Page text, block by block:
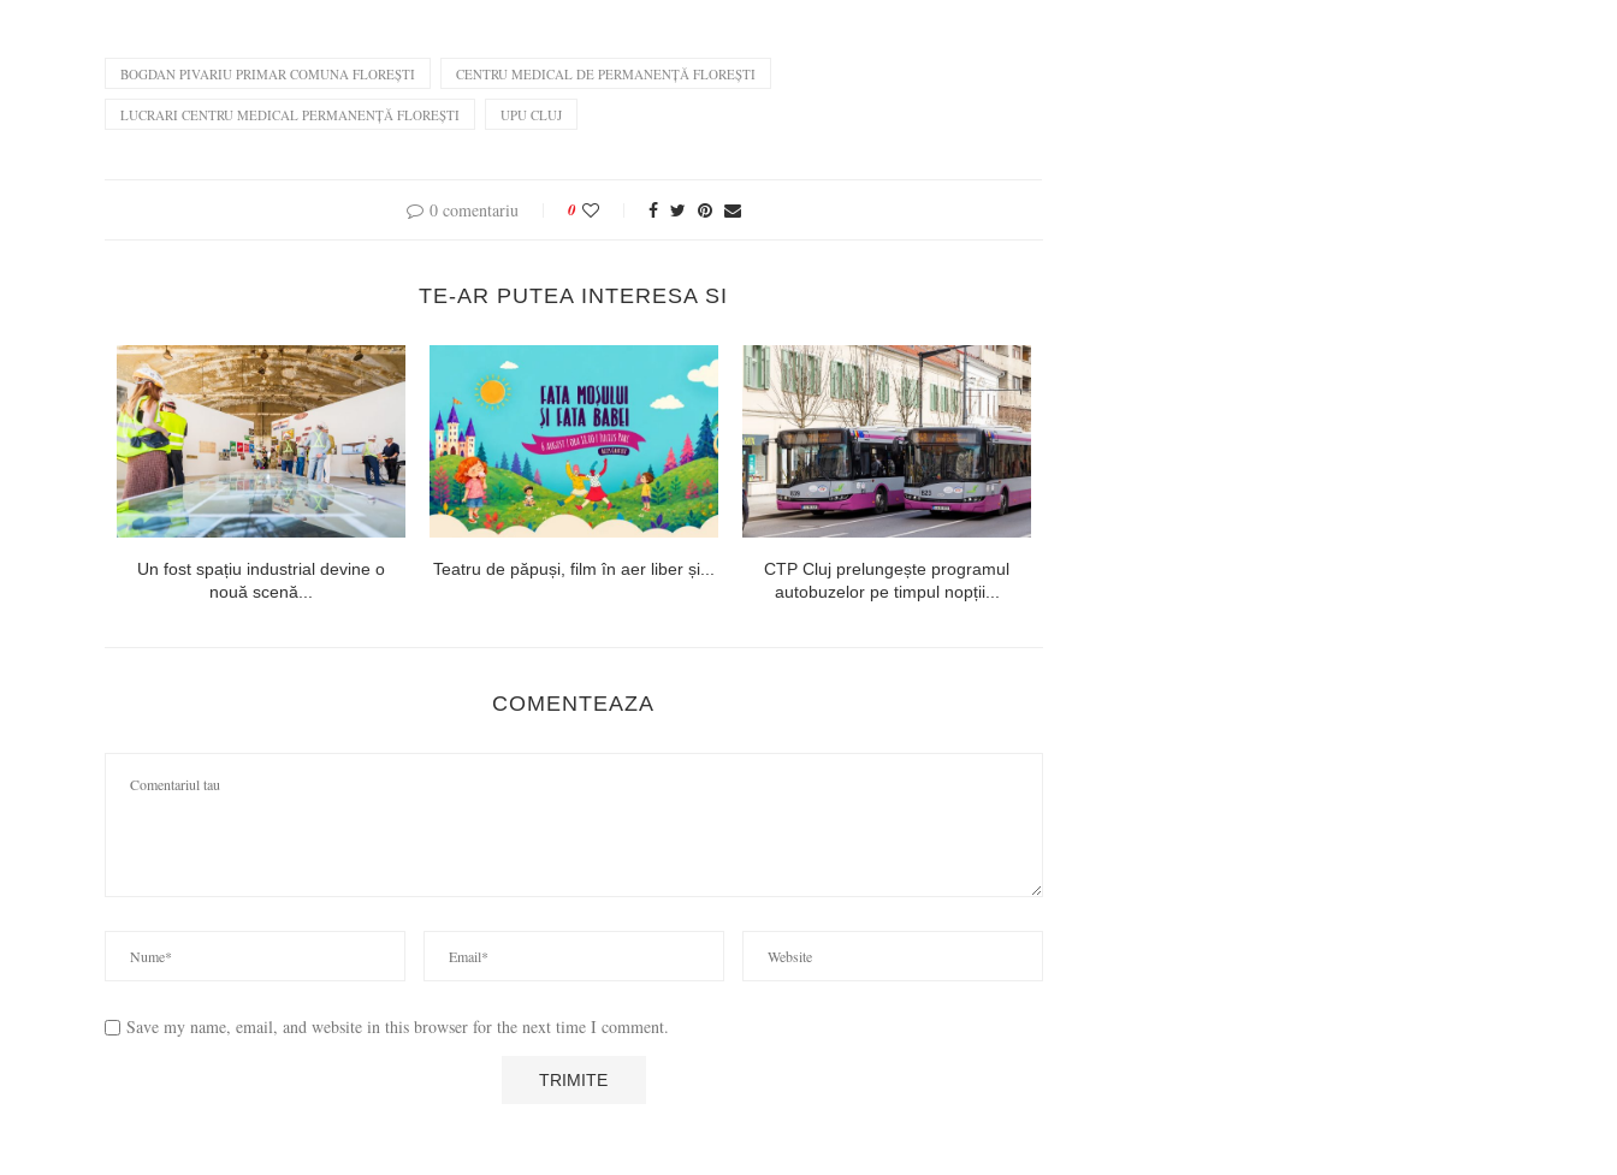
BOGDAN PIVARIU PRIMAR COMUNA FLOREȘTI CENTRU MEDICAL DE PERMANENȚĂ FLOREȘTI
LUCRARI CENTRU MEDICAL PERMANENȚĂ FLOREȘTI UPU CLUJ
0 comentariu 0
TE-AR PUTEA INTERESA SI
Un fost spațiu industrial devine o
nouă scenă...
Teatru de păpuși, film în aer liber și...
CTP Cluj prelungește programul
autobuzelor pe timpul nopții...
COMENTEAZA
Save my name, email, and website in this browser for the next time I comment.